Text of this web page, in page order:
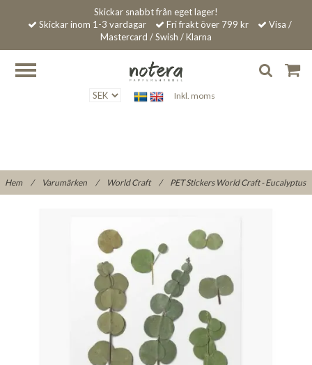
Skickar snabbt från eget lager!
Skickar inom 1-3 vardagar
Fri frakt över 799 kr
Visa /
Mastercard / Swish / Klarna
Inkl. moms
Hem / Varumärken / World Craft / PET Stickers World Craft - Eucalyptus